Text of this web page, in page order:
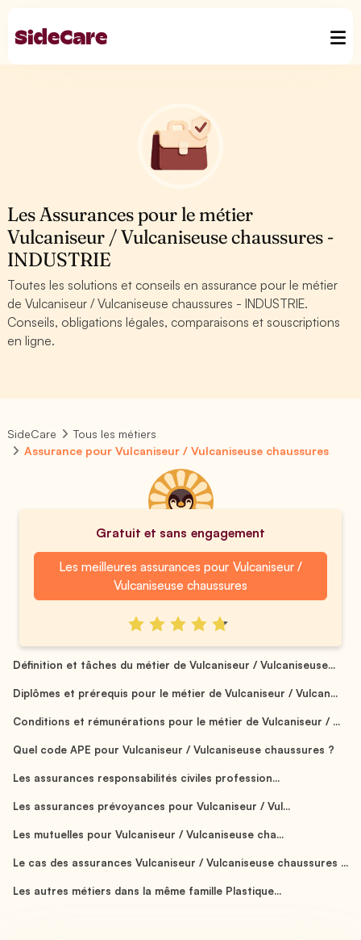
Les Assurances pour le métier
Vulcaniseur / Vulcaniseuse chaussures -
INDUSTRIE
Toutes les solutions et conseils en assurance pour le métier
de Vulcaniseur / Vulcaniseuse chaussures - INDUSTRIE.
Conseils, obligations légales, comparaisons et souscriptions
en ligne.
SideCare
Tous les métiers
Assurance pour Vulcaniseur / Vulcaniseuse chaussures
Gratuit et sans engagement
Les meilleures assurances pour Vulcaniseur /
Vulcaniseuse chaussures
Définition et tâches du métier de Vulcaniseur / Vulcaniseuse...
Diplômes et prérequis pour le métier de Vulcaniseur / Vulcan...
Conditions et rémunérations pour le métier de Vulcaniseur / ...
Quel code APE pour Vulcaniseur / Vulcaniseuse chaussures ?
Les assurances responsabilités civiles profession...
Les assurances prévoyances pour Vulcaniseur / Vul...
Les mutuelles pour Vulcaniseur / Vulcaniseuse cha...
Le cas des assurances Vulcaniseur / Vulcaniseuse chaussures ...
Les autres métiers dans la même famille Plastique...